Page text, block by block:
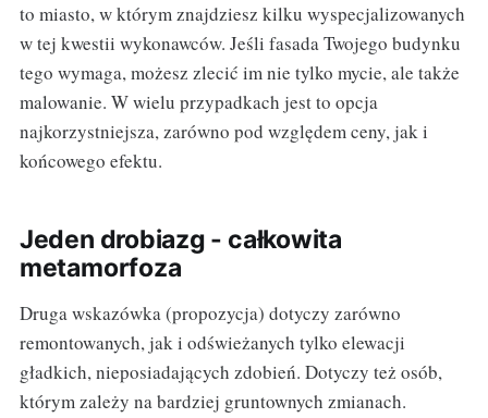
to miasto, w którym znajdziesz kilku wyspecjalizowanych
w tej kwestii wykonawców. Jeśli fasada Twojego budynku
tego wymaga, możesz zlecić im nie tylko mycie, ale także
malowanie. W wielu przypadkach jest to opcja
najkorzystniejsza, zarówno pod względem ceny, jak i
końcowego efektu.
Jeden drobiazg - całkowita
metamorfoza
Druga wskazówka (propozycja) dotyczy zarówno
remontowanych, jak i odświeżanych tylko elewacji
gładkich, nieposiadających zdobień. Dotyczy też osób,
którym zależy na bardziej gruntownych zmianach.